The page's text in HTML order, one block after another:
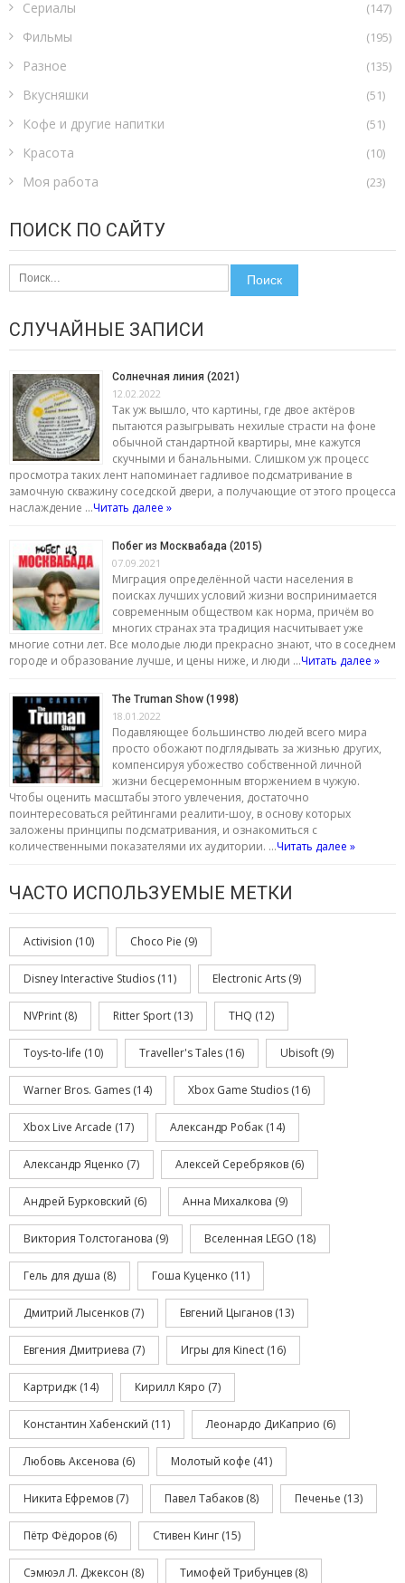
Сериалы (147)
Фильмы (195)
Разное (135)
Вкусняшки (51)
Кофе и другие напитки (51)
Красота (10)
Моя работа (23)
ПОИСК ПО САЙТУ
Найти:
СЛУЧАЙНЫЕ ЗАПИСИ
Солнечная линия (2021)
12.02.2022
Так уж вышло, что картины, где двое актёров
пытаются разыгрывать нехилые страсти на фоне
обычной стандартной квартиры, мне кажутся
скучными и банальными. Слишком уж процесс
просмотра таких лент напоминает гадливое подсматривание в
замочную скважину соседской двери, а получающие от этого процесса
наслаждение …Читать далее »
Побег из Москвабада (2015)
07.09.2021
Миграция определённой части населения в
поисках лучших условий жизни воспринимается
современным обществом как норма, причём во
многих странах эта традиция насчитывает уже
многие сотни лет. Все молодые люди прекрасно знают, что в соседнем
городе и образование лучше, и цены ниже, и люди …Читать далее »
The Truman Show (1998)
18.01.2022
Подавляющее большинство людей всего мира
просто обожают подглядывать за жизнью других,
компенсируя убожество собственной личной
жизни бесцеремонным вторжением в чужую.
Чтобы оценить масштабы этого увлечения, достаточно
поинтересоваться рейтингами реалити-шоу, в основу которых
заложены принципы подсматривания, и ознакомиться с
количественными показателями их аудитории. …Читать далее »
ЧАСТО ИСПОЛЬЗУЕМЫЕ МЕТКИ
Activision (10) Choco Pie (9)
Disney Interactive Studios (11) Electronic Arts (9)
NVPrint (8) Ritter Sport (13) THQ (12)
Toys-to-life (10) Traveller's Tales (16) Ubisoft (9)
Warner Bros. Games (14) Xbox Game Studios (16)
Xbox Live Arcade (17) Александр Робак (14)
Александр Яценко (7) Алексей Серебряков (6)
Андрей Бурковский (6) Анна Михалкова (9)
Виктория Толстоганова (9) Вселенная LEGO (18)
Гель для душа (8) Гоша Куценко (11)
Дмитрий Лысенков (7) Евгений Цыганов (13)
Евгения Дмитриева (7) Игры для Kinect (16)
Картридж (14) Кирилл Кяро (7)
Константин Хабенский (11) Леонардо ДиКаприо (6)
Любовь Аксенова (6) Молотый кофе (41)
Никита Ефремов (7) Павел Табаков (8) Печенье (13)
Пётр Фёдоров (6) Стивен Кинг (15)
Сэмюэл Л. Джексон (8) Тимофей Трибунцев (8)